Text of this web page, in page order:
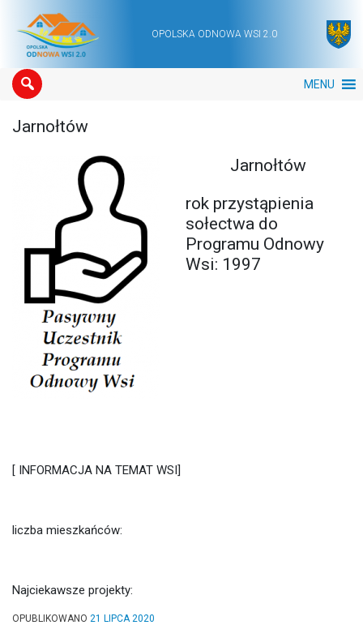
Main NavigationOPOLSKA ODNOWA WSI 2.0
MENU
Jarnołtów
Jarnołtów
rok przystąpienia
sołectwa do
Programu Odnowy
Wsi: 1997
[ INFORMACJA NA TEMAT WSI]
liczba mieszkańców:
Najciekawsze projekty:
OPUBLIKOWANO 21 LIPCA 2020